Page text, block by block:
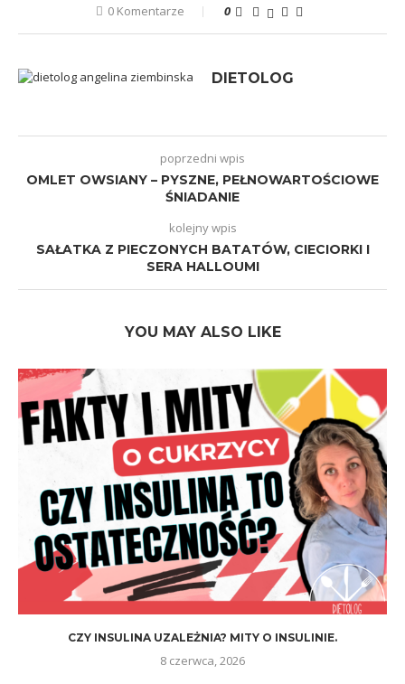
0 Komentarze 0
DIETOLOG
poprzedni wpis
OMLET OWSIANY – PYSZNE, PEŁNOWARTOŚCIOWE
ŚNIADANIE
kolejny wpis
SAŁATKA Z PIECZONYCH BATATÓW, CIECIORKI I
SERA HALLOUMI
YOU MAY ALSO LIKE
CZY INSULINA UZALEŻNIA? MITY O INSULINIE.
8 czerwca, 2026